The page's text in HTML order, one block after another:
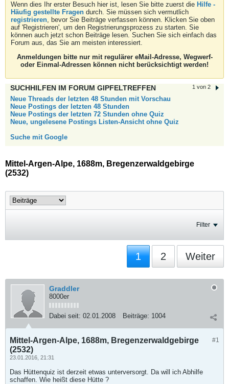
Wenn dies Ihr erster Besuch hier ist, lesen Sie bitte zuerst die Hilfe -
Häufig gestellte Fragen durch. Sie müssen sich vermutlich
registrieren, bevor Sie Beiträge verfassen können. Klicken Sie oben
auf 'Registrieren', um den Registrierungsprozess zu starten. Sie
können auch jetzt schon Beiträge lesen. Suchen Sie sich einfach das
Forum aus, das Sie am meisten interessiert.
Anmeldungen bitte nur mit regulärer eMail-Adresse, Wegwerf-
oder Einmal-Adressen können nicht berücksichtigt werden!
1 von 2
SUCHHILFEN IM FORUM GIPFELTREFFEN
Neue Threads der letzten 48 Stunden mit Vorschau
Neue Postings der letzten 48 Stunden
Neue Postings der letzten 72 Stunden ohne Quiz
Neue, ungelesene Postings Listen-Ansicht ohne Quiz
Suche mit Google
Mittel-Argen-Alpe, 1688m, Bregenzerwaldgebirge
(2532)
Filter
1 2 Weiter
Graddler
8000er
Dabei seit: 02.01.2008 Beiträge: 1004
#1
Mittel-Argen-Alpe, 1688m, Bregenzerwaldgebirge
(2532)
23.01.2016, 21:31
Das Hüttenquiz ist derzeit etwas unterversorgt. Da will ich Abhilfe
schaffen. Wie heißt diese Hütte ?